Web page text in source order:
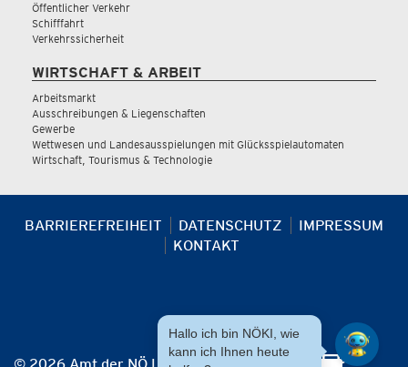
Öffentlicher Verkehr
Schifffahrt
Verkehrssicherheit
WIRTSCHAFT & ARBEIT
Arbeitsmarkt
Ausschreibungen & Liegenschaften
Gewerbe
Wettwesen und Landesausspielungen mit Glücksspielautomaten
Wirtschaft, Tourismus & Technologie
BARRIEREFREIHEIT DATENSCHUTZ
IMPRESSUM
KONTAKT
Hallo ich bin NÖKI, wie
kann ich Ihnen heute